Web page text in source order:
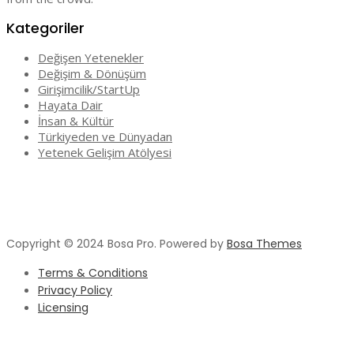
Kategoriler
Değişen Yetenekler
Değişim & Dönüşüm
Girişimcilik/StartUp
Hayata Dair
İnsan & Kültür
Türkiyeden ve Dünyadan
Yetenek Gelişim Atölyesi
Copyright © 2024 Bosa Pro. Powered by Bosa Themes
Terms & Conditions
Privacy Policy
Licensing